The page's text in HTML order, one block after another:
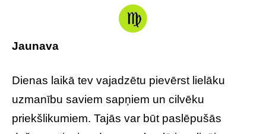
Jaunava
Dienas laikā tev vajadzētu pievērst lielāku
uzmanību saviem sapņiem un cilvēku
priekšlikumiem. Tajās var būt paslēpušās